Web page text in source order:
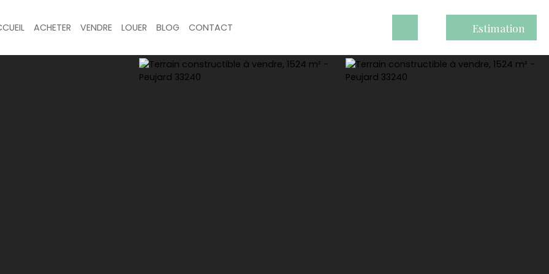
ACHETER VENDRE LOUER BLOG CONTACT Estimation